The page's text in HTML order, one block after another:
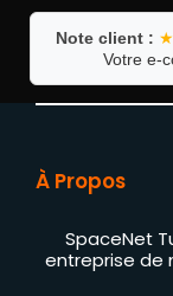
Note client :
Votre e-
À Propos
SpaceNet
entreprise de